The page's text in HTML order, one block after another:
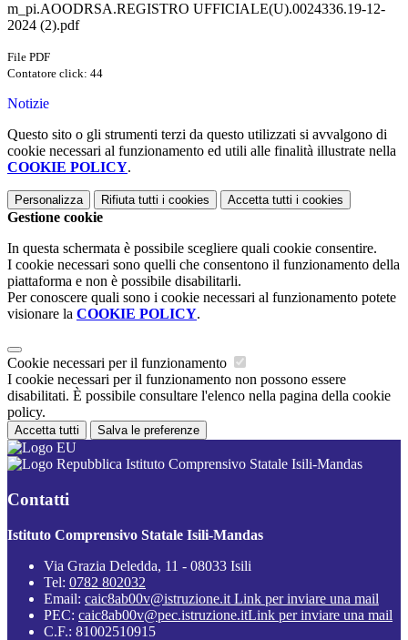
m_pi.AOODRSA.REGISTRO UFFICIALE(U).0024336.19-12-
2024 (2).pdf
File PDF
Contatore click: 44
Notizie
Questo sito o gli strumenti terzi da questo utilizzati si avvalgono di
cookie necessari al funzionamento ed utili alle finalità illustrate nella
COOKIE POLICY.
Personalizza Rifiuta tutti i cookies Accetta tutti i cookies
Gestione cookie
In questa schermata è possibile scegliere quali cookie consentire.
I cookie necessari sono quelli che consentono il funzionamento della
piattaforma e non è possibile disabilitarli.
Per conoscere quali sono i cookie necessari al funzionamento potete
visionare la COOKIE POLICY.
Cookie necessari per il funzionamento
I cookie necessari per il funzionamento non possono essere
disabilitati. È possibile consultare l'elenco nella pagina della cookie
policy.
Accetta tutti Salva le preferenze
Istituto Comprensivo Statale Isili-Mandas
Contatti
Istituto Comprensivo Statale Isili-Mandas
Via Grazia Deledda, 11 - 08033 Isili
Tel: 0782 802032
Email: caic8ab00v@istruzione.it Link per inviare una mail
PEC: caic8ab00v@pec.istruzione.itLink per inviare una mail
C.F.: 81002510915